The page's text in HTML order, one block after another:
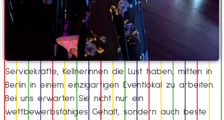
Servicekräfte, Kellnerinnen die Lust haben, mitten in
Berlin in einem einzigartigen Eventlokal zu arbeiten.
Bei uns erwarten Sie nicht nur ein
wettbewerbsfähiges Gehalt, sondern auch beste